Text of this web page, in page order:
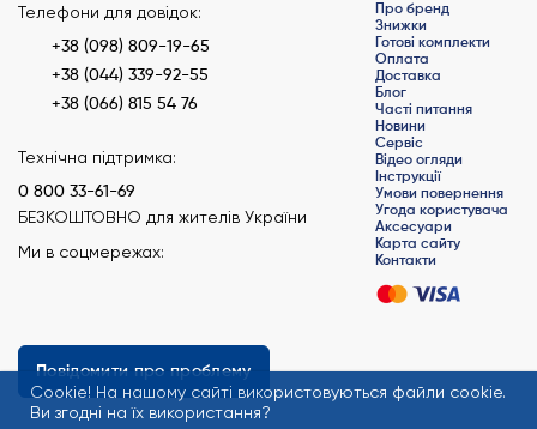
Телефони для довідок:
+38 (098) 809-19-65
+38 (044) 339-92-55
+38 (066) 815 54 76
Технічна підтримка:
0 800 33-61-69
БЕЗКОШТОВНО для жителів України
Ми в соцмережах:
Повідомити про проблему
Про бренд
Знижки
Готові комплекти
Оплата
Доставка
Блог
Часті питання
Новини
Сервіс
Відео огляди
Інструкції
Умови повернення
Угода користувача
Аксесуари
Карта сайту
Контакти
Сookie! На нашому сайті використовуються файли cookie.
Ви згодні на їх використання?